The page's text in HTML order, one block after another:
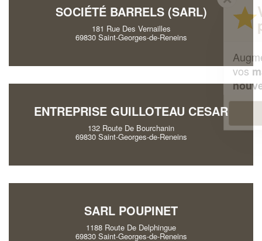
SOCIÉTÉ BARRELS (SARL)
181 Rue Des Vernailles
69830 Saint-Georges-de-Reneins
ENTREPRISE GUILLOTEAU CESAR
132 Route De Bourchanin
69830 Saint-Georges-de-Reneins
SARL POUPINET
1188 Route De Delphingue
69830 Saint-Georges-de-Reneins
Vous êtes un
professionnel ?
chiffre d'affaireset
vosmargestout en gagnant de
nouveaux clients!
En savoir plus